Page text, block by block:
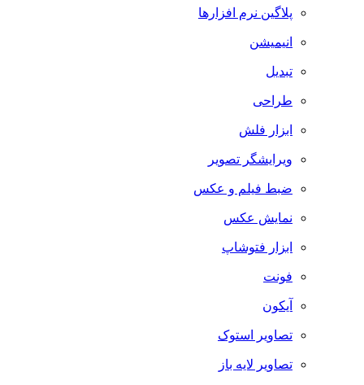
پلاگین نرم افزارها
انیمیشن
تبدیل
طراحی
ابزار فلش
ویرایشگر تصویر
ضبط فيلم و عكس
نمایش عکس
ابزار فتوشاپ
فونت
آیکون
تصاویر استوک
تصاویر لایه باز